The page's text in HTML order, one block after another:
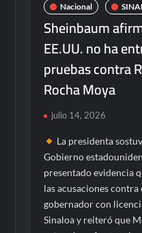
Nacional
Sheinbaum
EE.UU. no ha
pruebas contra
Rocha Moya
julio 14, 2026
La presidenta
Gobierno
presentado evidencia
las acusaciones contra
gobernador con
Sinaloa y reiteró que